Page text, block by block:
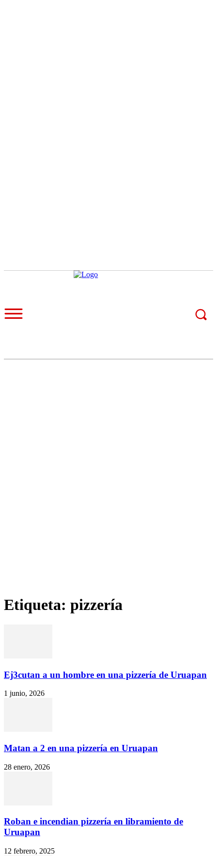
Etiqueta: pizzería
Ej3cutan a un hombre en una pizzería de Uruapan
1 junio, 2026
Matan a 2 en una pizzería en Uruapan
28 enero, 2026
Roban e incendian pizzería en libramiento de
Uruapan
12 febrero, 2025